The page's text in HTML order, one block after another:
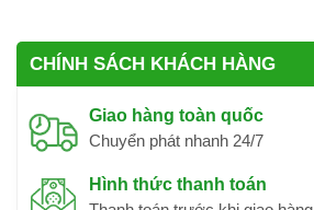
CHÍNH SÁCH KHÁCH HÀNG
Giao hàng toàn quốc
Chuyển phát nhanh 24/7
Hình thức thanh toán